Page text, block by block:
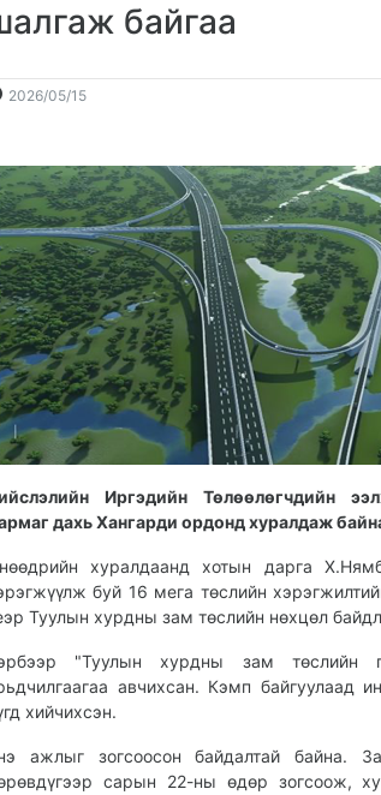
байгаа
2026/05/152026-
13:46:39
2026-
09:46:41
Иргэдийн Төлөөлөгчдийн
дахь Хангарди ордонд хуралдаж
хуралдаанд хотын дарга
буй 16 мега төслийн
Туулын хурдны зам төслийн нөхцөл
"Туулын хурдны зам төслийн
авчихсан. Кэмп байгуулаад
хийчихсэн.
ажлыг зогсоосон байдалтай байна.
сарын 22-ны өдөр зогсоож,